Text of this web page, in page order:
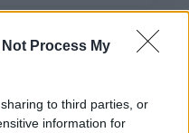
Not Process My
to third parties, or
information for